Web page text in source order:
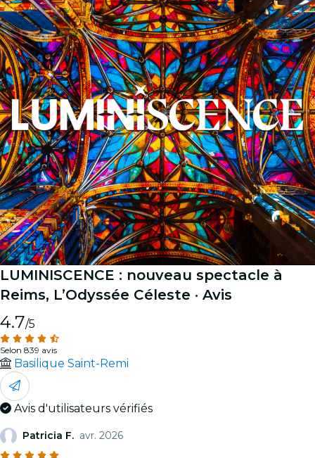
LUMINISCENCE : nouveau spectacle à
Reims, L’Odyssée Céleste · Avis
4.7/5
Selon 839 avis
Basilique Saint-Remi
Avis d'utilisateurs vérifiés
Patricia F. avr. 2026